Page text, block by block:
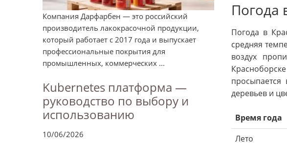
Компания Дарфарбен — это российский
производитель лакокрасочной продукции,
который работает с 2017 года и выпускает
профессиональные покрытия для
промышленных, коммерческих ...
Kubernetes платформа —
руководство по выбору и
использованию
10/06/2026
Погода
Погода в
средняя
воздух
деревьев и
Время года
Лето